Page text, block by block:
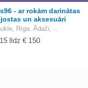
- ar rokām darinātas
un aksesuāri
Rīga, Ādaži, ...
līdz € 150